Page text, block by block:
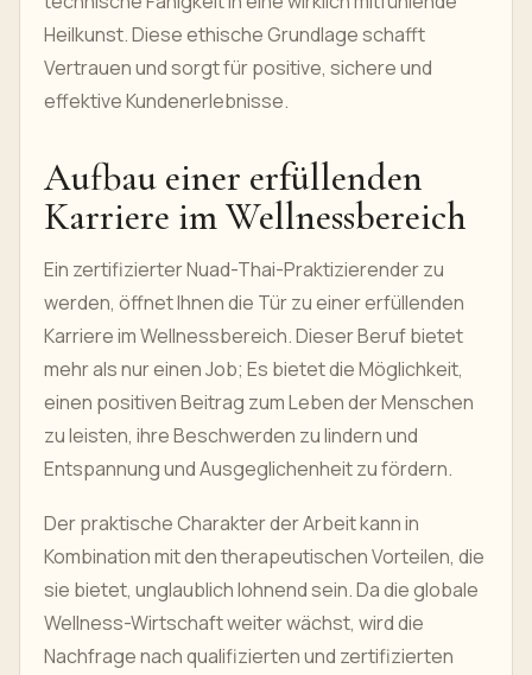
Heilkunst. Diese ethische Grundlage schafft
Vertrauen und sorgt für positive, sichere und
effektive Kundenerlebnisse.
Aufbau einer erfüllenden
Karriere im Wellnessbereich
Ein zertifizierter Nuad-Thai-Praktizierender zu
werden, öffnet Ihnen die Tür zu einer erfüllenden
Karriere im Wellnessbereich. Dieser Beruf bietet
mehr als nur einen Job; Es bietet die Möglichkeit,
einen positiven Beitrag zum Leben der Menschen
zu leisten, ihre Beschwerden zu lindern und
Entspannung und Ausgeglichenheit zu fördern.
Der praktische Charakter der Arbeit kann in
Kombination mit den therapeutischen Vorteilen, die
sie bietet, unglaublich lohnend sein. Da die globale
Wellness-Wirtschaft weiter wächst, wird die
Nachfrage nach qualifizierten und zertifizierten